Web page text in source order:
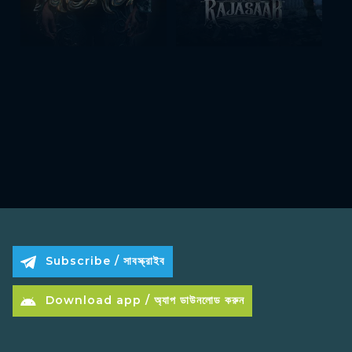
Subscribe / সাবস্ক্রাইব
Download app / অ্যাপ ডাউনলোড করুন